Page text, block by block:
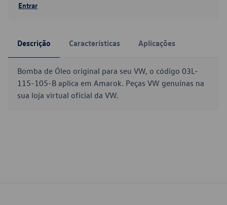
Entrar
Descrição Características Aplicações
Bomba de Óleo original para seu VW, o código 03L-
115-105-B aplica em Amarok. Peças VW genuínas na
sua loja virtual oficial da VW.